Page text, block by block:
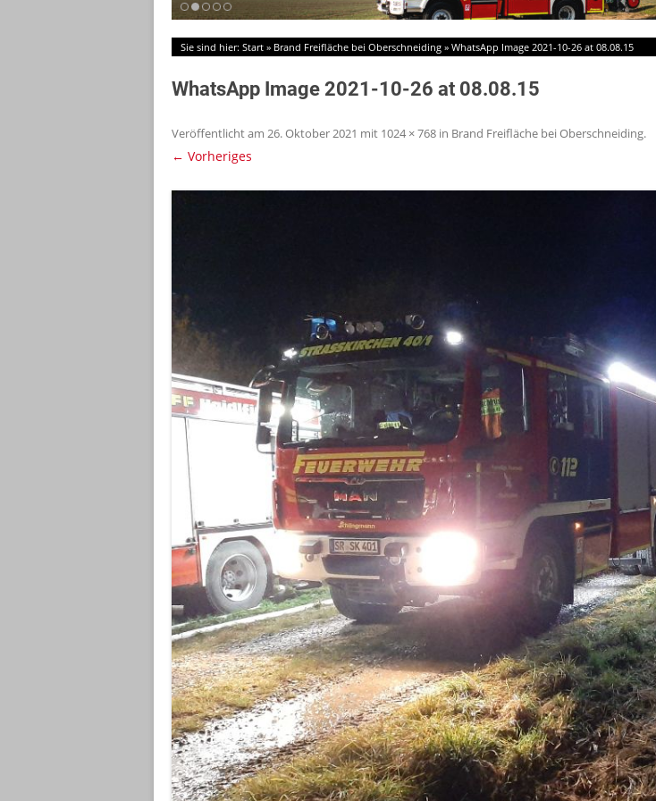
Sie sind hier: Start » Brand Freifläche bei Oberschneiding » WhatsApp Image 2021-10-26 at 08.08.15
WhatsApp Image 2021-10-26 at 08.08.15
Veröffentlicht am 26. Oktober 2021 mit 1024 × 768 in Brand Freifläche bei Oberschneiding.
← Vorheriges